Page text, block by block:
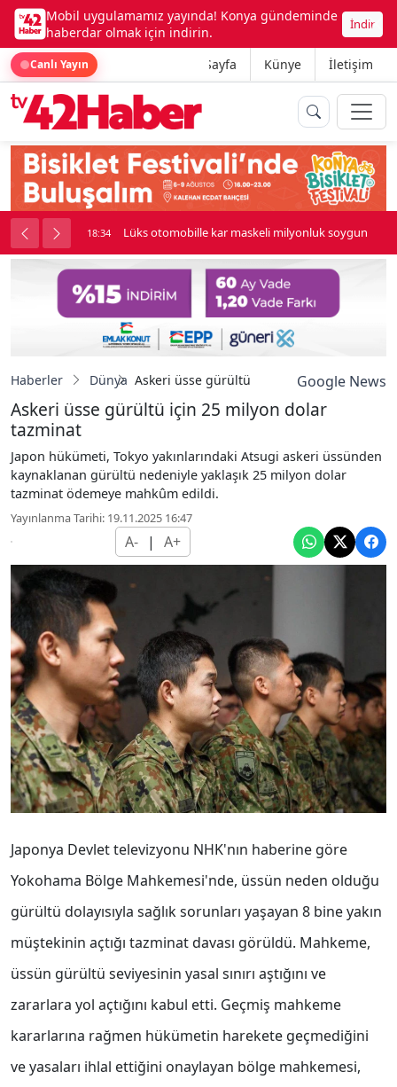
Mobil uygulamamız yayında! Konya gündeminde
haberdar olmak için indirin.
İndir
Canlı Yayın Ana Sayfa Künye İletişim
kavga çıktı 18:34 Lüks otomobille kar maskeli milyonluk soygun
Haberler Dünya Askeri üsse gürültü için 25 milyon dolar
Google News
Askeri üsse gürültü için 25 milyon dolar
tazminat
Japon hükümeti, Tokyo yakınlarındaki Atsugi askeri üssünden
kaynaklanan gürültü nedeniyle yaklaşık 25 milyon dolar
tazminat ödemeye mahkûm edildi.
Yayınlanma Tarihi: 19.11.2025 16:47
A- | A+
Japonya Devlet televizyonu NHK'nın haberine göre
Yokohama Bölge Mahkemesi'nde, üssün neden olduğu
gürültü dolayısıyla sağlık sorunları yaşayan 8 bine yakın
müştekinin açtığı tazminat davası görüldü. Mahkeme,
üssün gürültü seviyesinin yasal sınırı aştığını ve
zararlara yol açtığını kabul etti. Geçmiş mahkeme
kararlarına rağmen hükümetin harekete geçmediğini
ve yasaları ihlal ettiğini onaylayan bölge mahkemesi,